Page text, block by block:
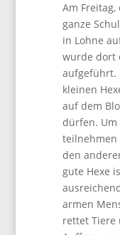
Am
ganze
in Lohne
wurde dort
aufgeführt.
kleinen
auf dem
dürfen. Um
teilnehmen
den
gute Hexe
armen
rettet Tiere